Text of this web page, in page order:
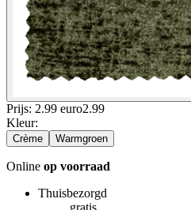
Prijs: 2.99 euro2.99
Kleur:
Crème Warmgroen
Online op voorraad
Thuisbezorgd
gratis